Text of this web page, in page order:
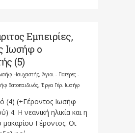
Εμπειρίες,
Ιωσήφ ο
(5)
Ησυχαστής, Άγιοι - Πατέρες -
Βατοπαιδινός, Έργα Γέρ. Ιωσήφ
(4) (+Γέροντος Ιωσήφ
4. Η νεανική ηλικία και η
Γέροντος. Οι